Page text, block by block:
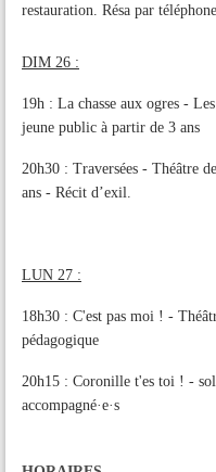
restauration. Résa par téléphone.
DIM 26 :
19h : La chasse aux ogres -
jeune public à partir de 3 ans
20h30 : Traversées - Théâtre
ans - Récit d’exil.
LUN 27 :
18h30 : C'est pas moi ! -
pédagogique
20h15 : Coronille t'es toi ! -
accompagné·e·s